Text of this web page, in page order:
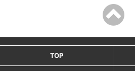
TOP